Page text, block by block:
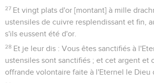
27 Et vingt plats d'or [montant] à mille
ustensiles de cuivre resplendissant et fin,
s'ils eussent été d'or.
28 Et je leur dis : Vous êtes sanctifiés à
ustensiles sont sanctifiés ; et cet argent et
offrande volontaire faite à l'Eternel le Dieu